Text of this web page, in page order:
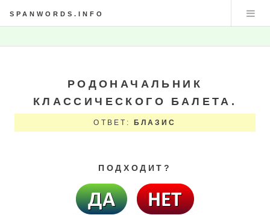
SPANWORDS.INFO
РОДОНАЧАЛЬНИК
КЛАССИЧЕСКОГО БАЛЕТА.
ОТВЕТ: БЛАЗИС
ПОДХОДИТ?